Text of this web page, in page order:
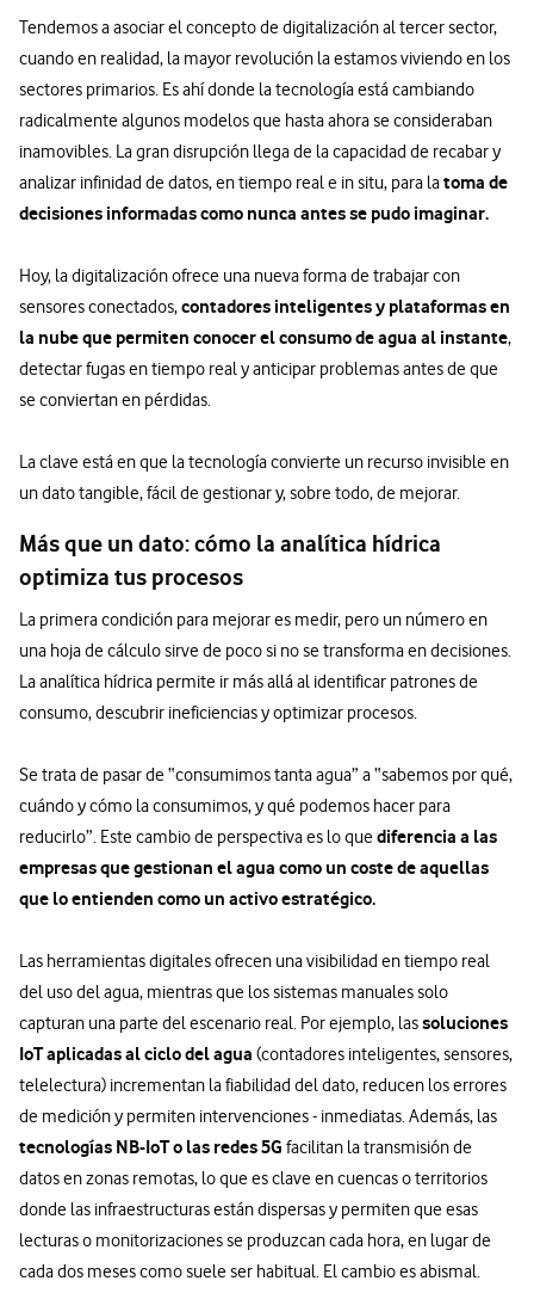
Tendemos a asociar el concepto de digitalización al tercer sector,
cuando en realidad, la mayor revolución la estamos viviendo en los
sectores primarios. Es ahí donde la tecnología está cambiando
radicalmente algunos modelos que hasta ahora se consideraban
inamovibles. La gran disrupción llega de la capacidad de recabar y
analizar infinidad de datos, en tiempo real e in situ, para latoma de
decisiones informadas como nunca antes se pudo imaginar.
Hoy, la digitalización ofrece una nueva forma de trabajar con
sensores conectados,contadores inteligentes y plataformas en
la nube que permiten conocer el consumo de agua al instante,
detectar fugas en tiempo real y anticipar problemas antes de que
se conviertan en pérdidas.
La clave está en que la tecnología convierte un recurso invisible en
un dato tangible, fácil de gestionar y, sobre todo, de mejorar.
Más que un dato: cómo la analítica hídrica
optimiza tus procesos
La primera condición para mejorar es medir, pero un número en
una hoja de cálculo sirve de poco si no se transforma en decisiones.
La analítica hídrica permite ir más allá al identificar patrones de
consumo, descubrir ineficiencias y optimizar procesos.
Se trata de pasar de “consumimos tanta agua” a “sabemos por qué,
cuándo y cómo la consumimos, y qué podemos hacer para
reducirlo”. Este cambio de perspectiva es lo quediferencia a las
empresas que gestionan el agua como un coste de aquellas
que lo entienden como un activo estratégico.
Las herramientas digitales ofrecen una visibilidad en tiempo real
del uso del agua, mientras que los sistemas manuales solo
capturan una parte del escenario real. Por ejemplo, lassoluciones
IoT aplicadas al ciclo del agua (contadores inteligentes, sensores,
telelectura) incrementan la fiabilidad del dato, reducen los errores
de medición y permiten intervenciones - inmediatas. Además, las
tecnologías NB-IoT o las redes 5G facilitan la transmisión de
datos en zonas remotas, lo que es clave en cuencas o territorios
donde las infraestructuras están dispersas y permiten que esas
lecturas o monitorizaciones se produzcan cada hora, en lugar de
cada dos meses como suele ser habitual. El cambio es abismal.